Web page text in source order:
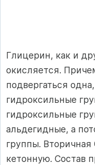
Глицерин, как и
окисляется.
подвергаться
гидроксильные
гидроксильные
альдегидные, а
группы.
кетонную. Состав